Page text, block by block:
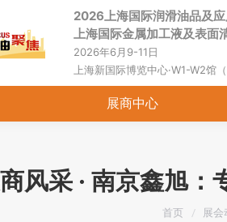
2026上海国际润滑油品及
上海国际金属加工液及表面
2026年6月9-11日
上海新国际博览中心·W1-W2馆
展商中心
风采 · ​南京鑫旭
您在这里：
首页 展会
首页 关于展会